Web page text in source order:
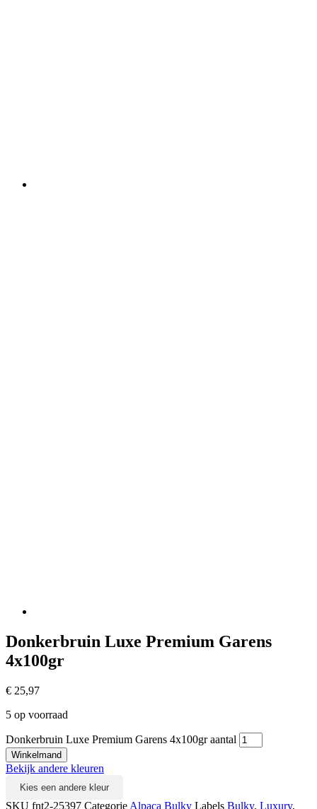
Donkerbruin Luxe Premium Garens
4x100gr
€ 25,97
5 op voorraad
Donkerbruin Luxe Premium Garens 4x100gr aantal
Winkelmand
Bekijk andere kleuren
Kies een andere kleur
SKU fnt2-25397 Categorie Alpaca Bulky Labels Bulky, Luxury,